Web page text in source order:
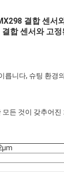
결합 센서
합 센서와 고
니다, 슈팅 환
든 것이 갖추어